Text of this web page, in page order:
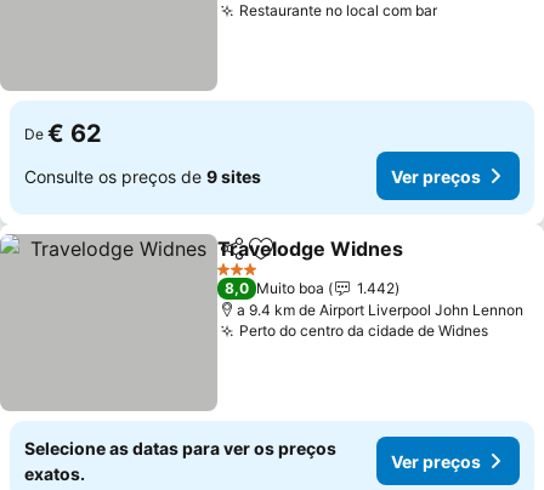
Restaurante no local com bar
De € 62
Consulte os preços de 9 sites Ver preços
PartilharAdicionar aos favoritos
Travelodge Widnes
3 Estrelas
8,0 Muito boa
1.442
a 9.4 km de Airport Liverpool John Lennon
Perto do centro da cidade de Widnes
Selecione as datas para ver os preços
exatos.
Ver preços